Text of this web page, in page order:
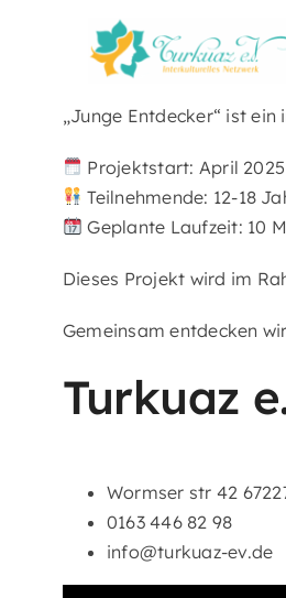
„Junge Entdecker“ ist
Projektstart: April 2025
Teilnehmende: 12-18
Geplante Laufzeit: 10
Dieses Projekt wird im
Gemeinsam entdecken
Turkuaz
Wormser str 42
0163 446 82 98
info@turkuaz-ev.de